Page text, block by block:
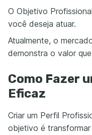
O Objetivo
você deseja atuar.
Atualmente, o
demonstra o valor
Como Fazer
Eficaz
Criar um Perfil
objetivo é transformar